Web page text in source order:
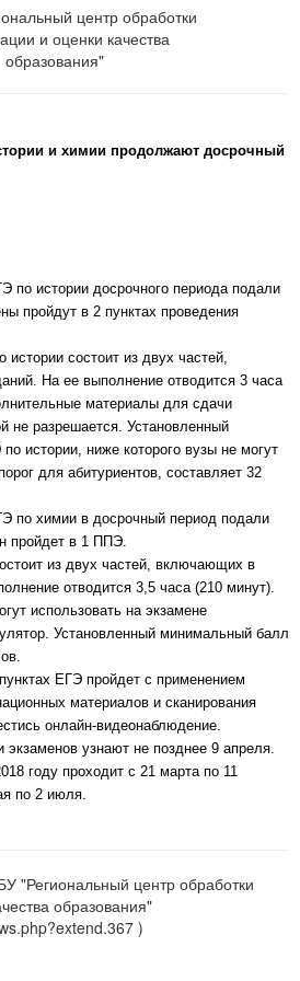
и химии продолжают досрочный
по истории досрочного периода подали
пройдут в 2 пунктах проведения
истории состоит из двух частей,
На ее выполнение отводится 3 часа
материалы для сдачи
не разрешается. Установленный
истории, ниже которого вузы не могут
для абитуриентов, составляет 32
по химии в досрочный период подали
пройдет в 1 ППЭ.
из двух частей, включающих в
отводится 3,5 часа (210 минут).
использовать на экзамене
Установленный минимальный балл
ЕГЭ пройдет с применением
материалов и сканирования
онлайн-видеонаблюдение.
экзаменов узнают не позднее 9 апреля.
году проходит с 21 марта по 11
по 2 июля.
"Региональный центр обработки
образования"
)